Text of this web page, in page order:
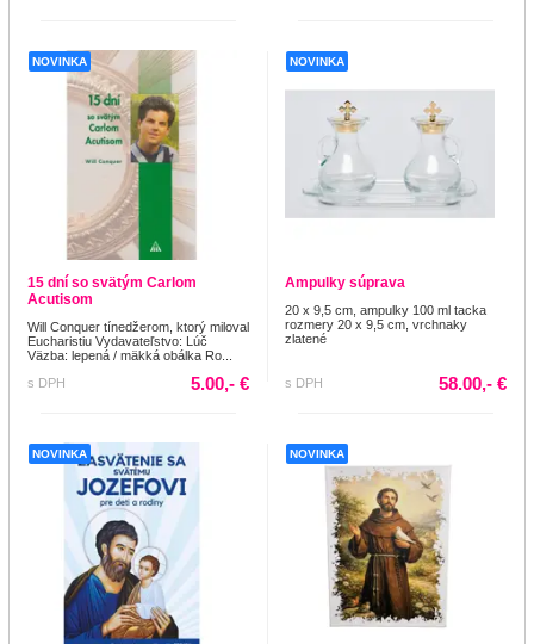
NOVINKA
15 dní so svätým Carlom
Acutisom
Will Conquer tínedžerom, ktorý miloval
Eucharistiu Vydavateľstvo: Lúč
Väzba: lepená / mäkká obálka Ro...
s DPH
5.00,- €
NOVINKA
Ampulky súprava
20 x 9,5 cm, ampulky 100 ml tacka
rozmery 20 x 9,5 cm, vrchnaky
zlatené
s DPH 58.00,- €
NOVINKA NOVINKA